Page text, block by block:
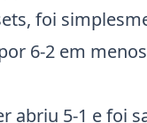
foi
6-2 em
abriu 5-1 e foi